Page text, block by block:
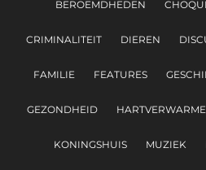
BEROEMDHEDEN
CRIMINALITEIT DIEREN
FAMILIE FEATURES
GEZONDHEID
KONINGSHUIS MUZIEK